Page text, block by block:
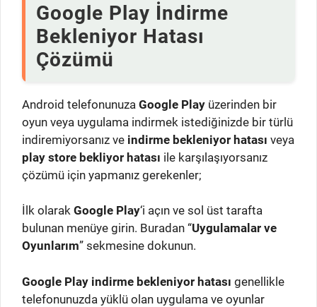
Google Play İndirme
Bekleniyor Hatası
Çözümü
Android telefonunuza Google Play üzerinden bir
oyun veya uygulama indirmek istediğinizde bir türlü
indiremiyorsanız ve indirme bekleniyor hatası veya
play store bekliyor hatası ile karşılaşıyorsanız
çözümü için yapmanız gerekenler;
İlk olarak Google Play‘i açın ve sol üst tarafta
bulunan menüye girin. Buradan “Uygulamalar ve
Oyunlarım” sekmesine dokunun.
Google Play indirme bekleniyor hatası genellikle
telefonunuzda yüklü olan uygulama ve oyunlar